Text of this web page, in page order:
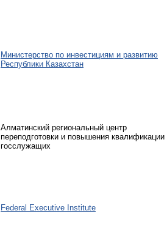
Министерство по инвестициям и развитию
Республики Казахстан
Алматинский региональный центр
переподготовки и повышения квалификации
госслужащих
Federal Executive Institute